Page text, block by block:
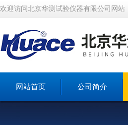
欢迎访问北京华测试验仪器有限公司网站
网站首页 公司简介